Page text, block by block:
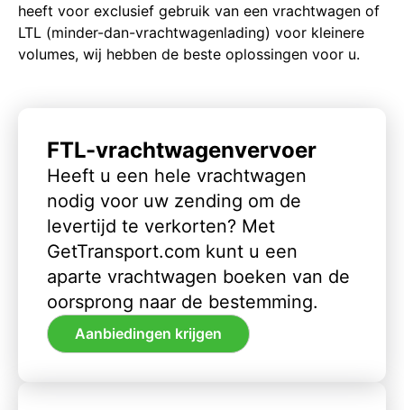
heeft voor exclusief gebruik van een vrachtwagen of
LTL (minder-dan-vrachtwagenlading) voor kleinere
volumes, wij hebben de beste oplossingen voor u.
FTL-vrachtwagenvervoer
Heeft u een hele vrachtwagen
nodig voor uw zending om de
levertijd te verkorten? Met
GetTransport.com kunt u een
aparte vrachtwagen boeken van de
oorsprong naar de bestemming.
Aanbiedingen krijgen